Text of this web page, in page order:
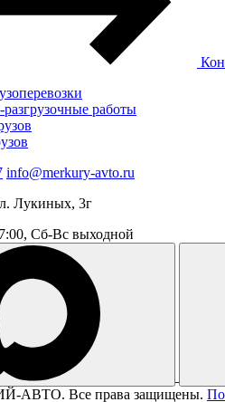
работы
info@merkury-avto.ru
Лукиных, 3г
Сб-Вс выходной
АВТО. Все права защищены.